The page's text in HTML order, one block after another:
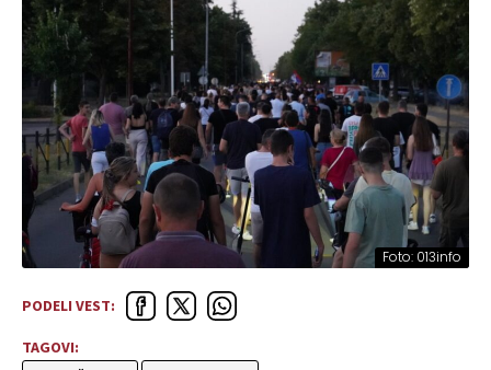
Foto: 013info
PODELI VEST:
TAGOVI: